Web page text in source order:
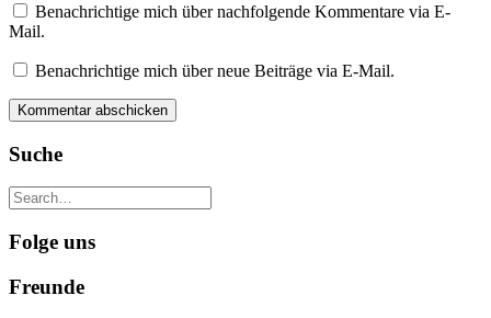
Benachrichtige mich über nachfolgende Kommentare via E-
Mail.
Benachrichtige mich über neue Beiträge via E-Mail.
Suche
Folge uns
Freunde